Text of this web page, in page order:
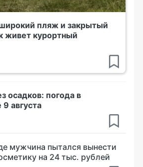
пляж и закрытый
живет курортный
осадков: погода в
августа
мужчина пытался вынести
на 24 тыс. рублей